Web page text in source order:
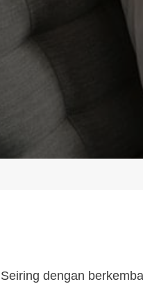
Seiring dengan